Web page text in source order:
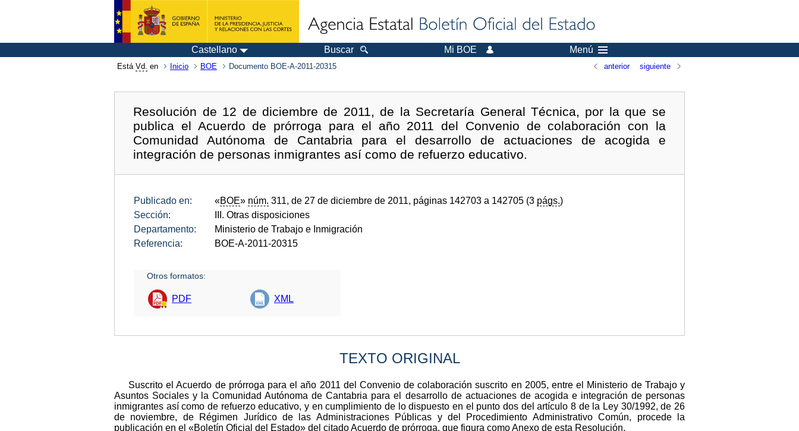
Castellano Buscar Mi BOE Menú
Está Vd. en Inicio BOE Documento BOE-A-2011-20315 anterior siguiente
Resolución de 12 de diciembre de 2011, de la Secretaría General Técnica, por la que se
publica el Acuerdo de prórroga para el año 2011 del Convenio de colaboración con la
Comunidad Autónoma de Cantabria para el desarrollo de actuaciones de acogida e
integración de personas inmigrantes así como de refuerzo educativo.
Publicado en: «BOE» núm. 311, de 27 de diciembre de 2011, páginas 142703 a 142705 (3 págs.)
Sección:
III. Otras disposiciones
Departamento:
Ministerio de Trabajo e Inmigración
Referencia:
BOE-A-2011-20315
Otros formatos:
PDF XML
TEXTO ORIGINAL
Suscrito el Acuerdo de prórroga para el año 2011 del Convenio de colaboración suscrito en 2005, entre el Ministerio de Trabajo y
Asuntos Sociales y la Comunidad Autónoma de Cantabria para el desarrollo de actuaciones de acogida e integración de personas
inmigrantes así como de refuerzo educativo, y en cumplimiento de lo dispuesto en el punto dos del artículo 8 de la Ley 30/1992, de 26
de noviembre, de Régimen Jurídico de las Administraciones Públicas y del Procedimiento Administrativo Común, procede la
publicación en el «Boletín Oficial del Estado» del citado Acuerdo de prórroga, que figura como Anexo de esta Resolución.